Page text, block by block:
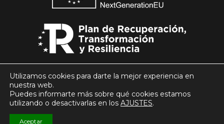
Utilizamos cookies para darte la mejor experiencia en
nuestra web.
Puedes informarte más sobre qué cookies estamos
utilizando o desactivarlas en los AJUSTES.
Aceptar